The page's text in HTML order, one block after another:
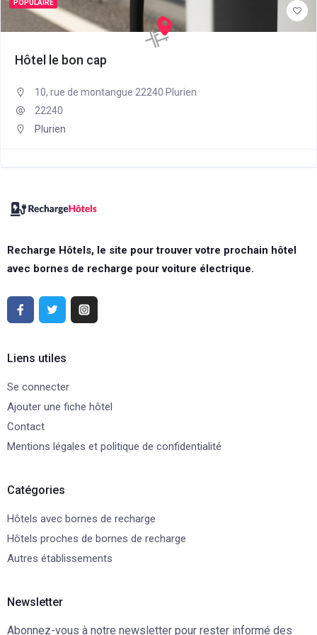
POPULAIRE
Hôtel le bon cap
10, rue de montangue 22240 Plurien
22240
Plurien
Recharge Hôtels, le site pour trouver votre prochain hôtel
avec bornes de recharge pour voiture électrique.
Liens utiles
Se connecter
Ajouter une fiche hôtel
Contact
Mentions légales et politique de confidentialité
Catégories
Hôtels avec bornes de recharge
Hôtels proches de bornes de recharge
Autres établissements
Newsletter
Abonnez-vous à notre newsletter pour rester informé des